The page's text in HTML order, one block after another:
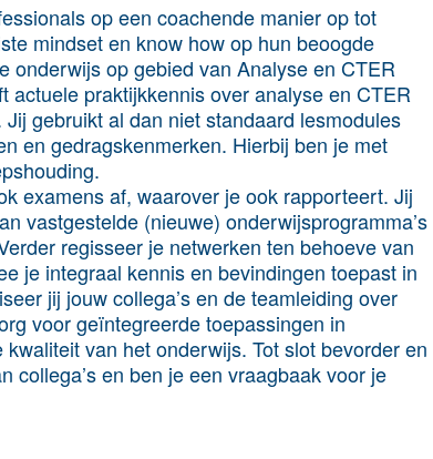
op een coachende manier op tot
mindset en know how op hun beoogde
onderwijs op gebied van Analyse en CTER
praktijkkennis over analyse en CTER
gebruikt al dan niet standaard lesmodules
en gedragskenmerken. Hierbij ben je met
examens af, waarover je ook rapporteert. Jij
vastgestelde (nieuwe) onderwijsprogramma’s
regisseer je netwerken ten behoeve van
je integraal kennis en bevindingen toepast in
jij jouw collega’s en de teamleiding over
voor geïntegreerde toepassingen in
van het onderwijs. Tot slot bevorder en
collega’s en ben je een vraagbaak voor je